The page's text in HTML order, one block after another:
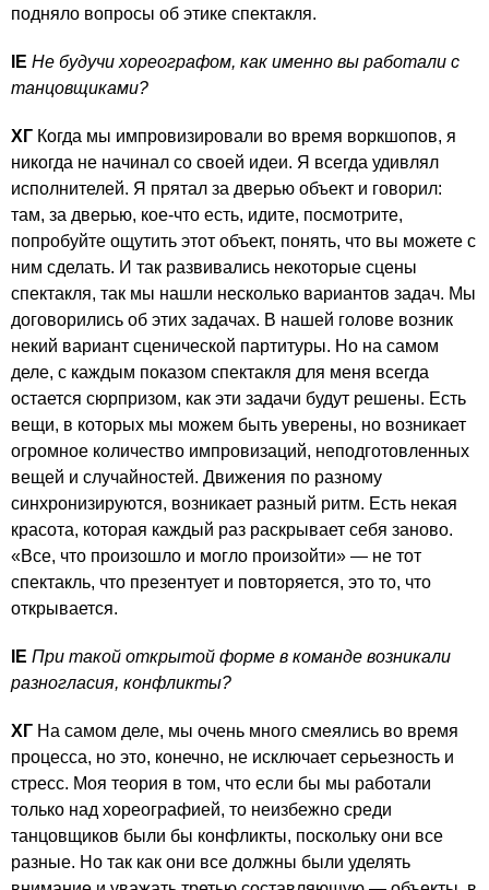
подняло вопросы об этике спектакля.
IE Не будучи хореографом, как именно вы работали с
танцовщиками?
ХГ Когда мы импровизировали во время воркшопов, я
никогда не начинал со своей идеи. Я всегда удивлял
исполнителей. Я прятал за дверью объект и говорил:
там, за дверью, кое-что есть, идите, посмотрите,
попробуйте ощутить этот объект, понять, что вы можете с
ним сделать. И так развивались некоторые сцены
спектакля, так мы нашли несколько вариантов задач. Мы
договорились об этих задачах. В нашей голове возник
некий вариант сценической партитуры. Но на самом
деле, с каждым показом спектакля для меня всегда
остается сюрпризом, как эти задачи будут решены. Есть
вещи, в которых мы можем быть уверены, но возникает
огромное количество импровизаций, неподготовленных
вещей и случайностей. Движения по разному
синхронизируются, возникает разный ритм. Есть некая
красота, которая каждый раз раскрывает себя заново.
«Все, что произошло и могло произойти» — не тот
спектакль, что презентует и повторяется, это то, что
открывается.
IE При такой открытой форме в команде возникали
разногласия, конфликты?
ХГ На самом деле, мы очень много смеялись во время
процесса, но это, конечно, не исключает серьезность и
стресс. Моя теория в том, что если бы мы работали
только над хореографией, то неизбежно среди
танцовщиков были бы конфликты, поскольку они все
разные. Но так как они все должны были уделять